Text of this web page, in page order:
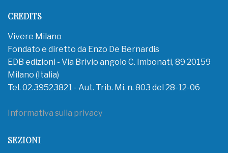
CREDITS
Vivere Milano
Fondato e diretto da Enzo De Bernardis
EDB edizioni - Via Brivio angolo C. Imbonati, 89 20159
Milano (Italia)
Tel. 02.39523821 - Aut. Trib. Mi. n. 803 del 28-12-06
Informativa sulla privacy
SEZIONI